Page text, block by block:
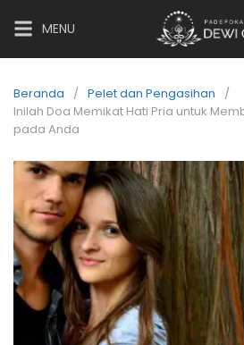
MENU
Beranda
Pelet dan Pengasihan
Inilah Doa Memikat Hati Pria untuk
pada Anda